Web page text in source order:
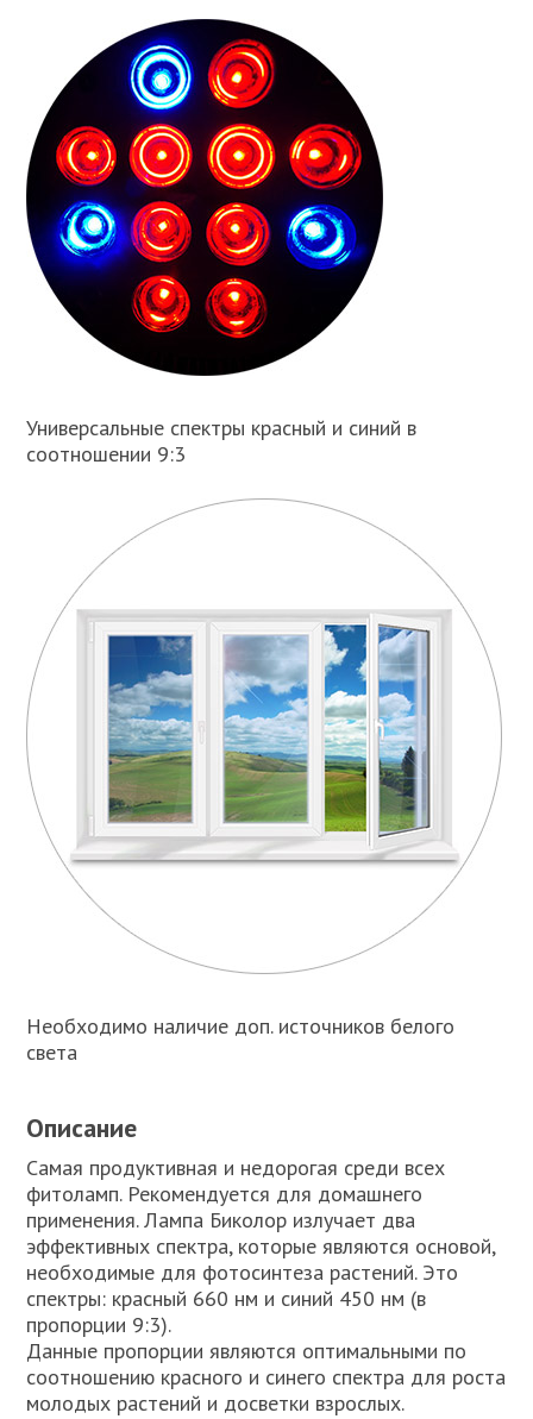
Универсальные спектры красный и синий в
соотношении 9:3
Необходимо наличие доп. источников белого
света
Описание
Самая продуктивная и недорогая среди всех
фитоламп. Рекомендуется для домашнего
применения. Лампа Биколор излучает два
эффективных спектра, которые являются основой,
необходимые для фотосинтеза растений. Это
спектры: красный 660 нм и синий 450 нм (в
пропорции 9:3).
Данные пропорции являются оптимальными по
соотношению красного и синего спектра для роста
молодых растений и досветки взрослых.